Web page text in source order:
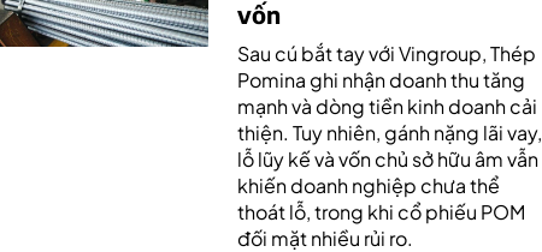
vốn
Sau cú bắt tay với Vingroup, Thép
Pomina ghi nhận doanh thu tăng
mạnh và dòng tiền kinh doanh cải
thiện. Tuy nhiên, gánh nặng lãi vay,
lỗ lũy kế và vốn chủ sở hữu âm vẫn
khiến doanh nghiệp chưa thể
thoát lỗ, trong khi cổ phiếu POM
đối mặt nhiều rủi ro.